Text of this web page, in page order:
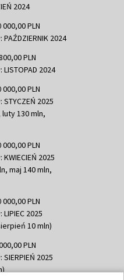
2024
PLN
2024
PLN
2024
PLN
2025
130 mln,
PLN
2025
maj 140 mln,
PLN
2025
10 mln)
PLN
2025